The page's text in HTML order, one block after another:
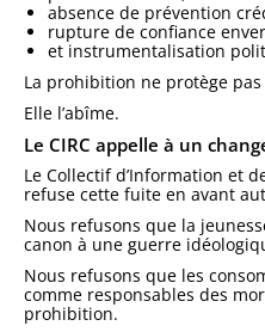
absence de prévention
rupture de confiance
et instrumentalisation
La prohibition ne protège pas
Elle l’abîme.
Le CIRC appelle à un
Le Collectif d’Information et
refuse cette fuite en avant
Nous refusons que la
canon à une guerre
Nous refusons que les
comme responsables des
prohibition.